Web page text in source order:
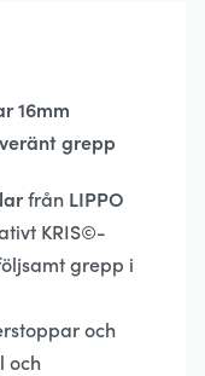
16mm
grepp
från LIPPO
KRIS©-
grepp i
och
och